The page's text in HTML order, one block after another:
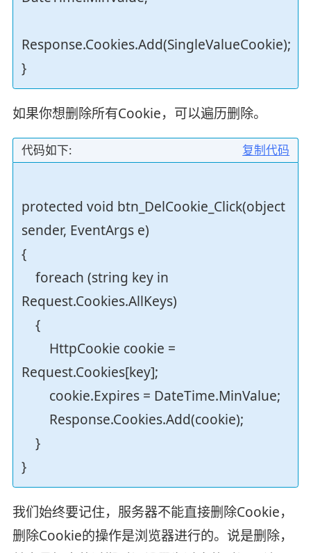
Response.Cookies.Add(SingleValueCookie);
}
如果你想删除所有Cookie，可以遍历删除。
复制代码
代码如下:
protected void btn_DelCookie_Click(object
sender, EventArgs e)
{
foreach (string key in
Request.Cookies.AllKeys)
{
HttpCookie cookie =
Request.Cookies[key];
cookie.Expires = DateTime.MinValue;
Response.Cookies.Add(cookie);
}
}
我们始终要记住，服务器不能直接删除Cookie，
删除Cookie的操作是浏览器进行的。说是删除，